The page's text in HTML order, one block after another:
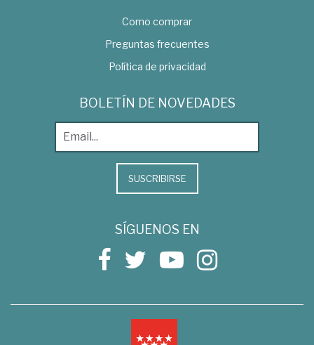
Como comprar
Preguntas frecuentes
Política de privacidad
BOLETÍN DE NOVEDADES
SUSCRIBIRSE
SÍGUENOS EN